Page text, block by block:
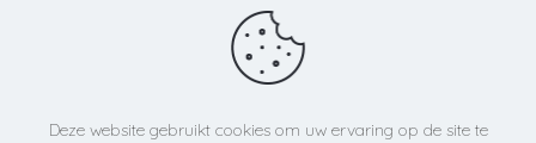
Deze website gebruikt cookies om uw ervaring op de site te